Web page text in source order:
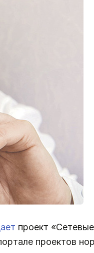
проект
проектов